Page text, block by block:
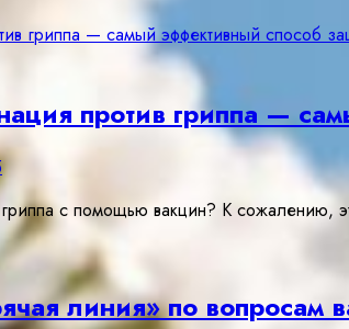
против гриппа —
с помощью вакцин? К сожалению,
линия» по вопросам